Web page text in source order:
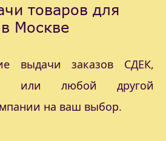
товаров для
Москве
выдачи заказов СДЕК,
или любой другой
на ваш выбор.